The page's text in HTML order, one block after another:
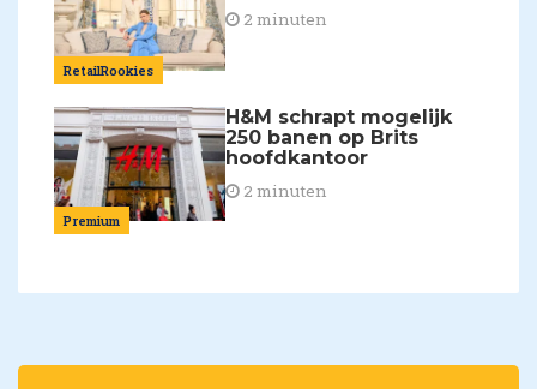
RetailRookies
2 minuten
Premium
H&M schrapt mogelijk
250 banen op Brits
hoofdkantoor
2 minuten